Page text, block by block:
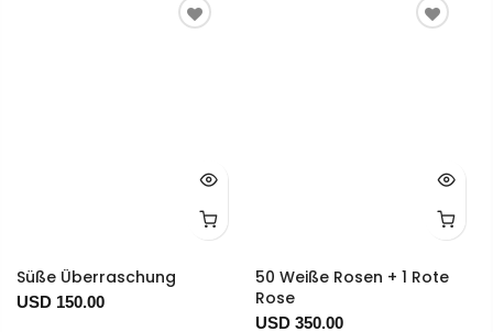
Süße Überraschung
USD 150.00
50 Weiße Rosen + 1 Rote
Rose
USD 350.00